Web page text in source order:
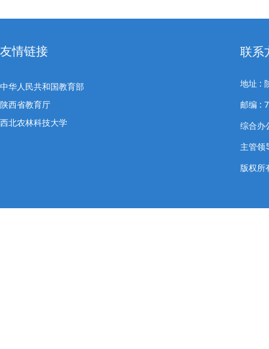
友情链接
中华人民共和国教育部
陕西省教育厅
西北农林科技大学
联系
地址 :
邮编 :
综合办
主管
版权